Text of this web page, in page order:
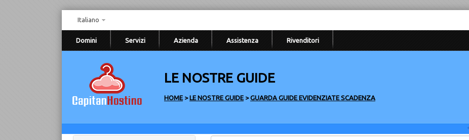
Italiano
Domini Servizi Azienda Assistenza Rivenditori
LE NOSTRE GUIDE
HOME>LE NOSTRE GUIDE>GUARDA GUIDE EVIDENZIATE SCADENZA